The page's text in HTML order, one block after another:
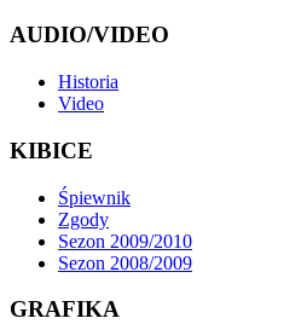
AUDIO/VIDEO
Historia
Video
KIBICE
Śpiewnik
Zgody
Sezon 2009/2010
Sezon 2008/2009
GRAFIKA